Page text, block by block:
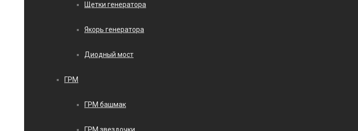
Щетки генератора
Якорь генератора
Диодный мост
ГРМ
ГРМ башмак